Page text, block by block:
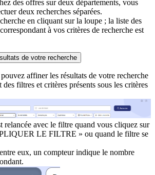
des offres sur deux départements, vous
deux recherches séparées.
en cliquant sur la loupe ; la liste des
à vos critères de recherche est
de votre recherche
affiner les résultats de votre recherche
des filtres et critères présents sous les critères
relancée avec le filtre quand vous cliquez sur
LE FILTRE » ou quand le filtre se
eux, un compteur indique le nombre